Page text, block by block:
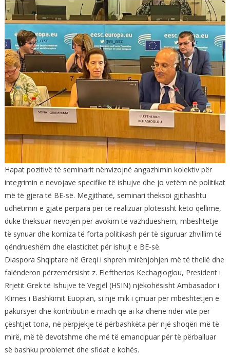
Hapat pozitivë të seminarit nënvizojnë angazhimin kolektiv për
integrimin e nevojave specifike të ishujve dhe jo vetëm në politikat
më të gjera të BE-së. Megjithatë, seminari theksoi gjithashtu
udhëtimin e gjatë përpara për të realizuar plotësisht këto qëllime,
duke theksuar nevojën për avokim të vazhdueshëm, mbështetje
të synuar dhe korniza të forta politikash për të siguruar zhvillim të
qëndrueshëm dhe elasticitet për ishujt e BE-së.
Diaspora Shqiptare në Greqi i shpreh mirënjohjen më të thellë dhe
falënderon përzemërsisht z. Eleftherios Kechagioglou, President i
Rrjetit Grek të Ishujve të Vegjël (HSIN) njëkohësisht Ambasador i
Klimës i Bashkimit Euopian, si një mik i çmuar për mbështetjen e
pakursyer dhe kontributin e madh që ai ka dhënë ndër vite për
çështjet tona, në përpjekje të përbashkëta për një shoqëri më të
mirë, më të devotshme dhe më të emancipuar për të përballuar
së bashku problemet dhe sfidat e kohës.